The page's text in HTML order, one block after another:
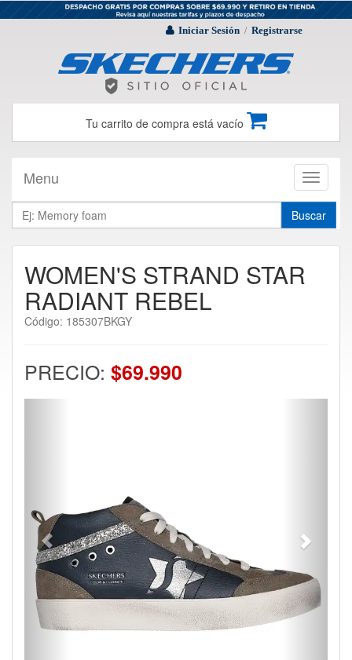
Iniciar Sesión / Registrarse
Tu carrito de compra está vacío
Toggle
Menu
Buscar
WOMEN'S STRAND STAR
RADIANT REBEL
Código: 185307BKGY
PRECIO: $69.990